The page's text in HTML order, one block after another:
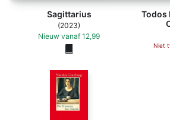
Sagittarius
(2023)
Nieuw vanaf 12,99
Todos
Niet